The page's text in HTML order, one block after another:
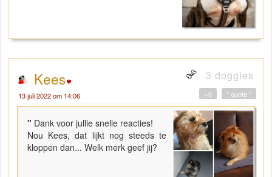
Kees 3 doggies
13 juli 2022 om 14:06 " quote "
+0
" Dank voor jullie snelle reacties!
Nou Kees, dat lijkt nog steeds te
kloppen dan... Welk merk geef jij?